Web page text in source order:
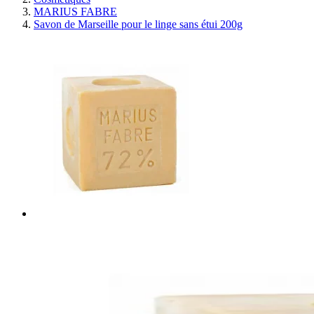
MARIUS FABRE
Savon de Marseille pour le linge sans étui 200g